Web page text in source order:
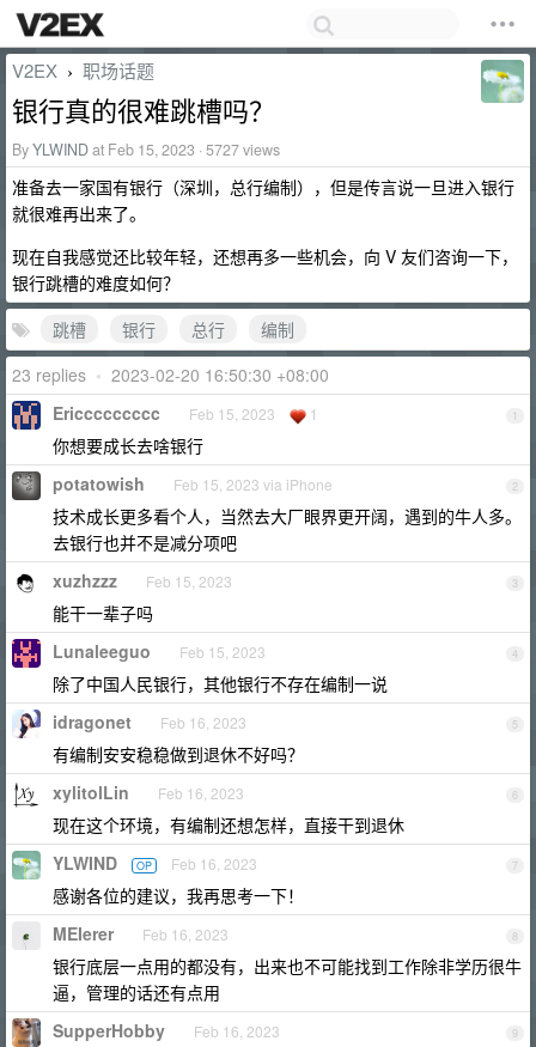
V2EX › 职场话题
银行真的很难跳槽吗？
ByYLWINDat Feb 15, 2023 · 5727 views
准备去一家国有银行（深圳，总行编制），但是传言说一旦进入银行
就很难再出来了。
现在自我感觉还比较年轻，还想再多一些机会，向 V 友们咨询一下，
银行跳槽的难度如何？
跳槽
银行 总行
编制
23 replies • 2023-02-20 16:50:30 +08:00
1
Ericcccccccc Feb 15, 2023 1
你想要成长去啥银行
2
potatowish Feb 15, 2023 via iPhone
技术成长更多看个人，当然去大厂眼界更开阔，遇到的牛人多。
去银行也并不是减分项吧
3
xuzhzzz Feb 15, 2023
能干一辈子吗
4
Lunaleeguo Feb 15, 2023
除了中国人民银行，其他银行不存在编制一说
5
idragonet Feb 16, 2023
有编制安安稳稳做到退休不好吗？
6
xylitolLin Feb 16, 2023
现在这个环境，有编制还想怎样，直接干到退休
7
YLWIND OP Feb 16, 2023
感谢各位的建议，我再思考一下！
8
MEIerer Feb 16, 2023
银行底层一点用的都没有，出来也不可能找到工作除非学历很牛
逼，管理的话还有点用
9
SupperHobby Feb 16, 2023